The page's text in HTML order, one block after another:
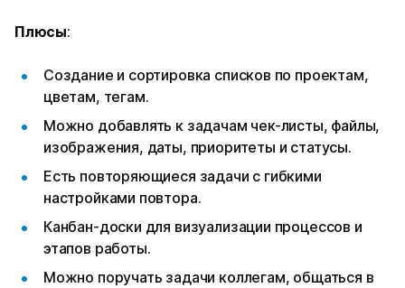
Плюсы:
Создание и сортировка списков по проектам,
цветам, тегам.
Можно добавлять к задачам чек-листы, файлы,
изображения, даты, приоритеты и статусы.
Есть повторяющиеся задачи с гибкими
настройками повтора.
Канбан-доски для визуализации процессов и
этапов работы.
Можно поручать задачи коллегам, общаться в